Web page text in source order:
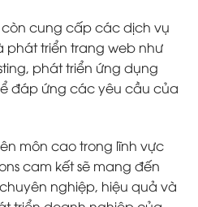
còn cung cấp các dịch vụ
phát triển trang web như
phát triển ứng dụng
đáp ứng các yêu cầu của
môn cao trong lĩnh vực
cam kết sẽ mang đến
nghiệp, hiệu quả và